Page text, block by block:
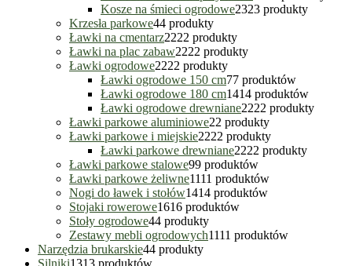
Kosze na śmieci ogrodowe2323 produkty
Krzesła parkowe44 produkty
Ławki na cmentarz2222 produkty
Ławki na plac zabaw2222 produkty
Ławki ogrodowe2222 produkty
Ławki ogrodowe 150 cm77 produktów
Ławki ogrodowe 180 cm1414 produktów
Ławki ogrodowe drewniane2222 produkty
Ławki parkowe aluminiowe22 produkty
Ławki parkowe i miejskie2222 produkty
Ławki parkowe drewniane2222 produkty
Ławki parkowe stalowe99 produktów
Ławki parkowe żeliwne1111 produktów
Nogi do ławek i stołów1414 produktów
Stojaki rowerowe1616 produktów
Stoły ogrodowe44 produkty
Zestawy mebli ogrodowych1111 produktów
Narzędzia brukarskie44 produkty